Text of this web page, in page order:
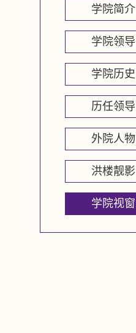
学院简介
学院领导
学院历史
历任领导
外院人物
洪楼靓影
学院视窗